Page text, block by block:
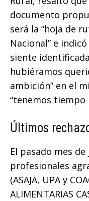
documento
será la “hoja de
Nacional” e
siente
hubiéramos
ambición” en el
“tenemos tiempo
Últimos
El pasado mes
profesionales
(ASAJA, UPA y
ALIMENTARIAS